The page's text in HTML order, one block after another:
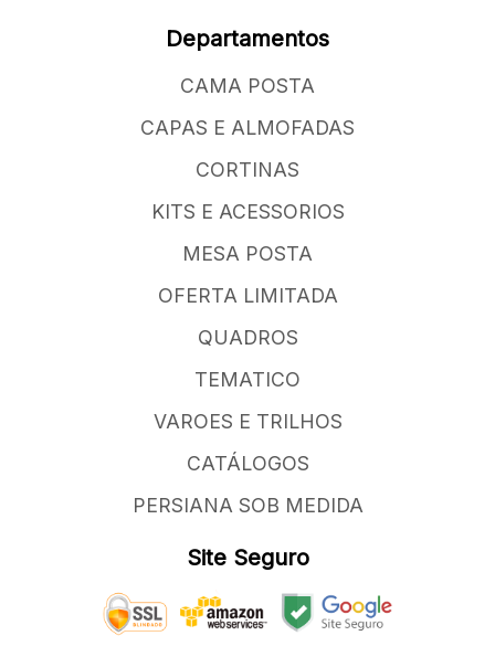
Departamentos
CAMA POSTA
CAPAS E ALMOFADAS
CORTINAS
KITS E ACESSORIOS
MESA POSTA
OFERTA LIMITADA
QUADROS
TEMATICO
VAROES E TRILHOS
CATÁLOGOS
PERSIANA SOB MEDIDA
Site Seguro